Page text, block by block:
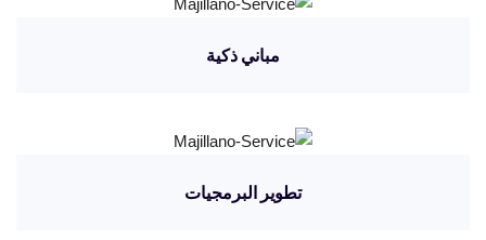
مباني ذكية
تطوير البرمجيات